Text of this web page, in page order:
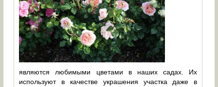
являются любимыми цветами в наших садах. Их
используют в качестве украшения участка даже в